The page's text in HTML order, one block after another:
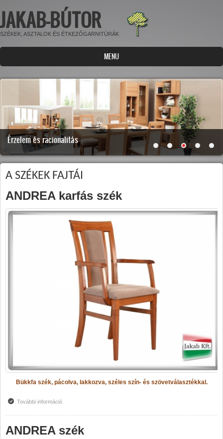
Ugrás a tartalomra
JAKAB-BÚTOR
SZÉKEK, ASZTALOK ÉS ÉTKEZŐGARNITÚRÁK
MENU
Érzelem és racionalitás
A SZÉKEK FAJTÁI
ANDREA karfás szék
Bükkfa szék, pácolva, lakkozva, széles szín- és szövetválasztékkal.
További információANDREA karfás szék tartalommal kapcsolatosan
ANDREA szék